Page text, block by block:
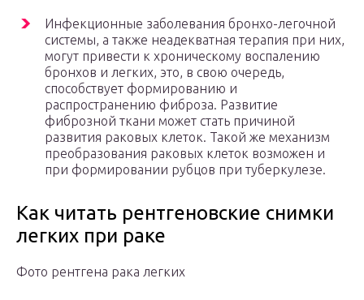
Инфекционные заболевания бронхо-легочной
системы, а также неадекватная терапия при них,
могут привести к хроническому воспалению
бронхов и легких, это, в свою очередь,
способствует формированию и
распространению фиброза. Развитие
фиброзной ткани может стать причиной
развития раковых клеток. Такой же механизм
преобразования раковых клеток возможен и
при формировании рубцов при туберкулезе.
Как читать рентгеновские снимки
легких при раке
Фото рентгена рака легких